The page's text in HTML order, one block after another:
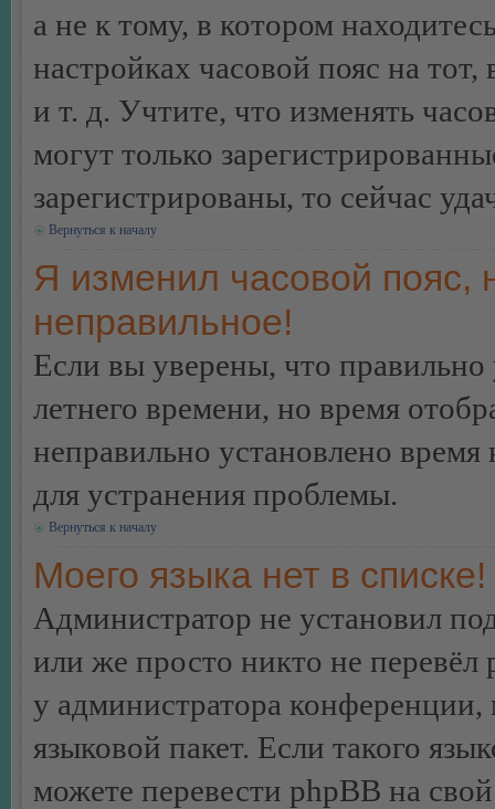
а не к тому, в котором
настройках часовой пояс на
и т. д. Учтите, что изменять
могут только
зарегистрированы, то сейчас
Вернуться к началу
Я изменил часовой пояс,
неправильное!
Если вы уверены, что правильно
летнего времени, но время
неправильно установлено
для устранения проблемы.
Вернуться к началу
Моего языка нет в списке!
Администратор не установил
или же просто никто не
у администратора
языковой пакет. Если такого
можете перевести phpBB на